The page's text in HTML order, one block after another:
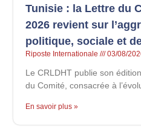
Tunisie : la Lettre du
2026 revient sur
politique, sociale et
Riposte Internationale 03/08/
Le CRLDHT publie son
du Comité, consacrée à
En savoir plus »